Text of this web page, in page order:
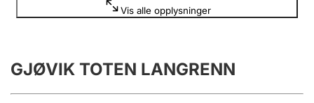
Årsrekneskap
Innsending og forseinkingsgebyr
Vis alle opplysninger
GJØVIK TOTEN LANGRENN